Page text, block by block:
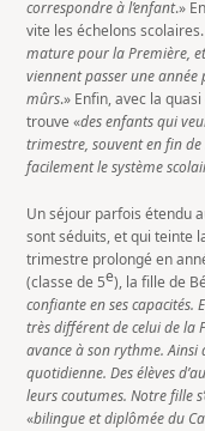
correspondre à l’enfant.»
vite les échelons
mature pour la Première,
viennent passer une
mûrs.» Enfin, avec la
trouve «des enfants qui
trimestre, souvent en fin de
facilement le système
Un séjour parfois étendu
sont séduits, et qui teinte
trimestre prolongé en
(classe de 5e), la fille de
confiante en ses capacités.
très différent de celui de la
avance à son rythme.
quotidienne. Des élèves
leurs coutumes. Notre fille
«bilingue et diplômée du